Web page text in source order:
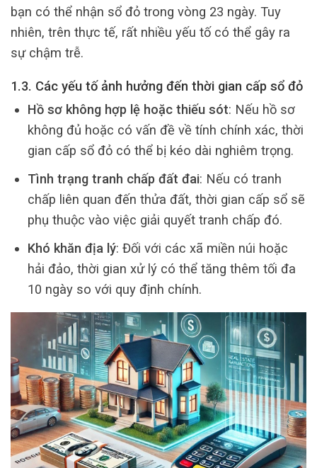
bạn có thể nhận sổ đỏ trong vòng 23 ngày. Tuy
nhiên, trên thực tế, rất nhiều yếu tố có thể gây ra
sự chậm trễ.
1.3. Các yếu tố ảnh hưởng đến thời gian cấp sổ đỏ
Hồ sơ không hợp lệ hoặc thiếu sót: Nếu hồ sơ
không đủ hoặc có vấn đề về tính chính xác, thời
gian cấp sổ đỏ có thể bị kéo dài nghiêm trọng.
Tình trạng tranh chấp đất đai: Nếu có tranh
chấp liên quan đến thửa đất, thời gian cấp sổ sẽ
phụ thuộc vào việc giải quyết tranh chấp đó.
Khó khăn địa lý: Đối với các xã miền núi hoặc
hải đảo, thời gian xử lý có thể tăng thêm tối đa
10 ngày so với quy định chính.